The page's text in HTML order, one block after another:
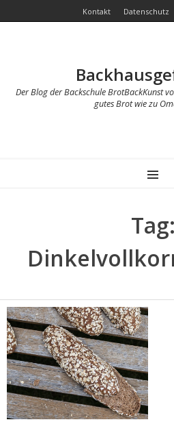
Kontakt Datenschutz
Der Blog der Backschule BrotBackKunst
gutes Brot wie zu
MENU
Tag: